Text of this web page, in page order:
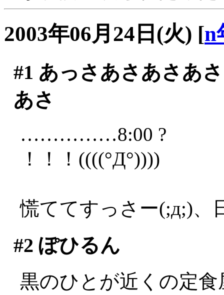
2003年06月24日(火) [n
#1 あっさあさあさあ
あさ
……………8:00 ?
！！！((((°Д°))))
慌ててすっさー(;д;)、
#2 ぽひるん
黒のひとが近くの定